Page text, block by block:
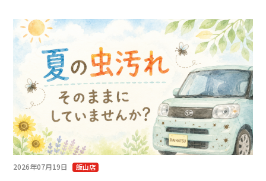
アフターサポート
会社情報
カタ
リコ
2026年07月19日 飯山店